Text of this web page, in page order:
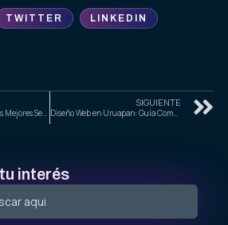
TWITTER LINKEDIN
Guía Comparativa de los Mejores Servicios de Marketing Digital en Ciudades Mexicanas: 2025
SIGUIENTE
Diseño Web en Uruapan: Guía Completa para Empresas en Michoacán
interés